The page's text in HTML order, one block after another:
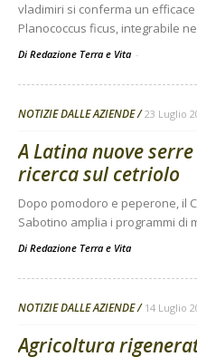
vladimiri si conferma un
Planococcus ficus, integrabile
Di Redazione Terra e Vita -
NOTIZIE DALLE AZIENDE 23 Luglio
A Latina nuove
ricerca sul cetriolo
Dopo pomodoro e peperone, il
Sabotino amplia i programmi di
Di Redazione Terra e Vita
NOTIZIE DALLE AZIENDE 14 Luglio
Agricoltura